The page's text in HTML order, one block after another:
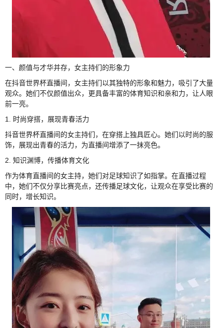
一、颜值与才华并存，女主持们的形象力
在抖音世界杯直播间，女主持们以其独特的形象和魅力，吸引了大量
观众。她们不仅颜值出众，更具备丰富的体育知识和亲和力，让人眼
前一亮。
1. 时尚穿搭，展现青春活力
抖音世界杯直播间的女主持们，在穿搭上独具匠心。她们以时尚的服
饰，展现出青春的活力，为直播间增添了一抹亮色。
2. 知识渊博，传播体育文化
作为体育直播间的女主持，她们对足球知识了如指掌。在直播过程
中，她们不仅分享比赛亮点，还传播足球文化，让观众在享受比赛的
同时，增长知识。